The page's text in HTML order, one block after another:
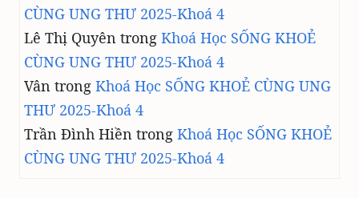
CÙNG UNG THƯ 2025-Khoá 4
Lê Thị Quyên trong Khoá Học SỐNG KHOẺ
CÙNG UNG THƯ 2025-Khoá 4
Vân trong Khoá Học SỐNG KHOẺ CÙNG UNG
THƯ 2025-Khoá 4
Trần Đình Hiền trong Khoá Học SỐNG KHOẺ
CÙNG UNG THƯ 2025-Khoá 4